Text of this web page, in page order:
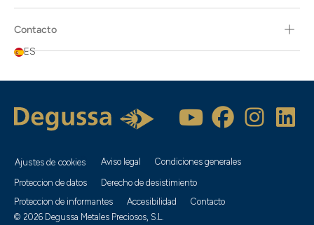
Contacto
ES
Ajustes de cookies Aviso legal
Condiciones generales
Proteccion de datos
Derecho de desistimiento
Proteccion de informantes
Accesibilidad
Contacto
© 2026 Degussa Metales Preciosos, S.L.